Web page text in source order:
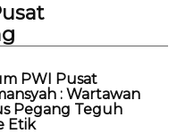
PWI Pusat
: Wartawan
Pegang Teguh
Etik